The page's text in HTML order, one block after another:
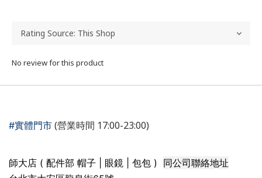
No review for this product
#實體門市 (營業時間 17:00-23:00)
師大店 ( 配件部 帽子 | 眼鏡 | 包包 ) 同公司聯絡地址